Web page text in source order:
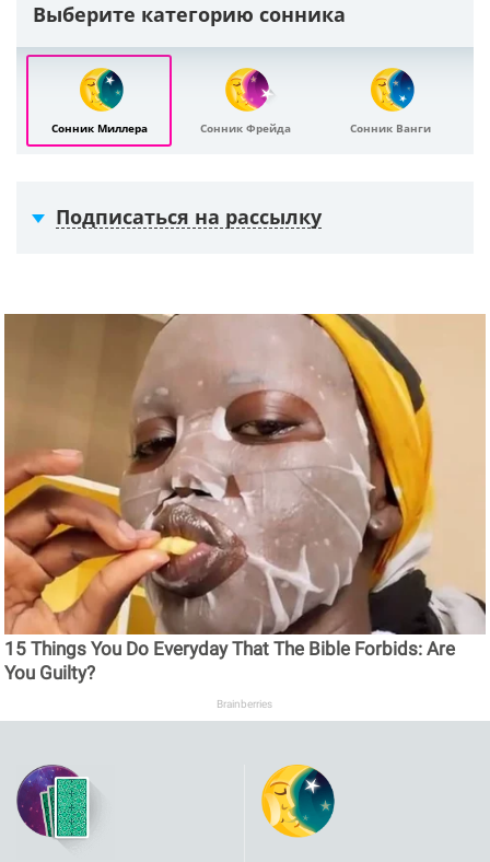
Выберите категорию сонника
Сонник Миллера Сонник Фрейда Сонник Ванги
Подписаться на рассылку
15 Things You Do Everyday That The Bible Forbids: Are
You Guilty?
Brainberries